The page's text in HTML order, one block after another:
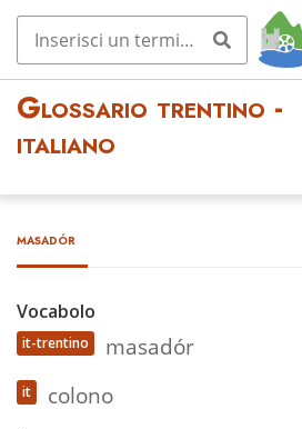
Glossario trentino -
italiano
masadór
Vocabolo
it-trentino masadór
it colono